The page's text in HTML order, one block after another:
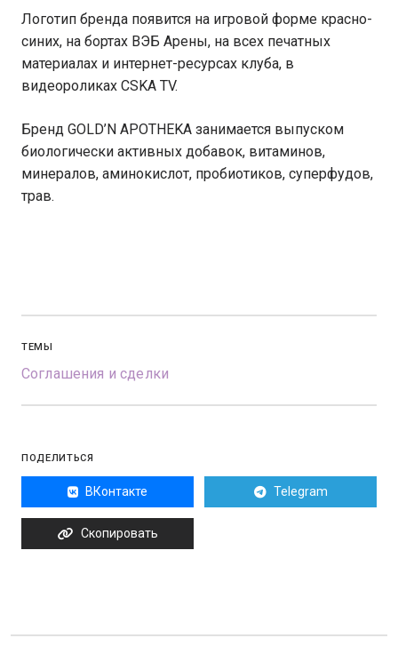
Логотип бренда появится на игровой форме красно-
синих, на бортах ВЭБ Арены, на всех печатных
материалах и интернет-ресурсах клуба, в
видеороликах CSKA TV.
Бренд GOLD’N APOTHEKA занимается выпуском
биологически активных добавок, витаминов,
минералов, аминокислот, пробиотиков, суперфудов,
трав.
ТЕМЫ
Соглашения и сделки
ПОДЕЛИТЬСЯ
ВКонтакте Telegram
Скопировать